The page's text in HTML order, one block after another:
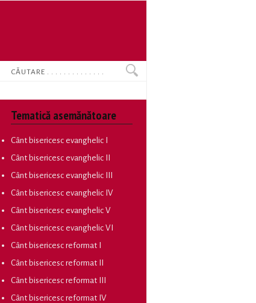
Search
Tematică asemănătoare
Cânt bisericesc evanghelic I
Cânt bisericesc evanghelic II
Cânt bisericesc evanghelic III
Cânt bisericesc evanghelic IV
Cânt bisericesc evanghelic V
Cânt bisericesc evanghelic VI
Cânt bisericesc reformat I
Cânt bisericesc reformat II
Cânt bisericesc reformat III
Cânt bisericesc reformat IV